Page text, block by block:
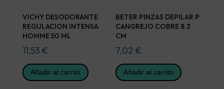
VICHY DESODORANTE
REGULACION INTENSA
HOMME 50 ML
11,53 €
Añadir al carrito
BETER PINZAS DEPILAR P
CANGREJO COBRE 8.3
CM
7,02 €
Añadir al carrito